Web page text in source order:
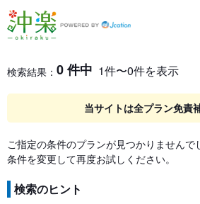
レンタカー検索・比較
レンタカー検索結果
検索結果： 0 件中 1件〜0件を表示
当サイトは全プラン免責
ご指定の条件のプランが見つかりませんで
条件を変更して再度お試しください。
検索のヒント